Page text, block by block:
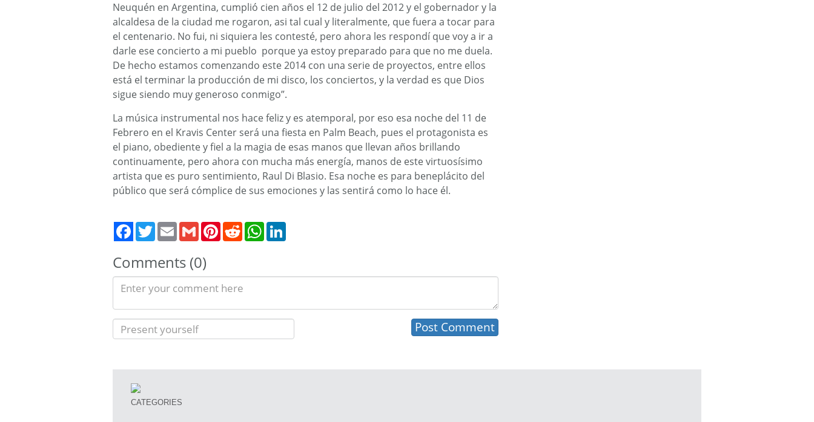
Neuquén en Argentina, cumplió cien años el 12 de julio del 2012 y el gobernador y la
alcaldesa de la ciudad me rogaron, asi tal cual y literalmente, que fuera a tocar para
el centenario. No fui, ni siquiera les contesté, pero ahora les respondí que voy a ir a
darle ese concierto a mi pueblo porque ya estoy preparado para que no me duela.
De hecho estamos comenzando este 2014 con una serie de proyectos, entre ellos
está el terminar la producción de mi disco, los conciertos, y la verdad es que Dios
sigue siendo muy generoso conmigo”.
La música instrumental nos hace feliz y es atemporal, por eso esa noche del 11 de
Febrero en el Kravis Center será una fiesta en Palm Beach, pues el protagonista es
el piano, obediente y fiel a la magia de esas manos que llevan años brillando
continuamente, pero ahora con mucha más energía, manos de este virtuosísimo
artista que es puro sentimiento, Raul Di Blasio. Esa noche es para beneplácito del
público que será cómplice de sus emociones y las sentirá como lo hace él.
TwitterEmail Gmail PinterestRedditWhatsApp
Comments (0)
CATEGORIES